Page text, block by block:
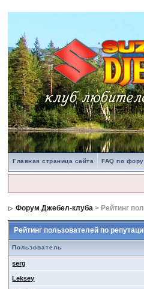
Главная страница сайта FAQ по
Форум Джебел-клуба > Рейтинг
Рейтинг пользователей по
Пользователь
serg
Leksey